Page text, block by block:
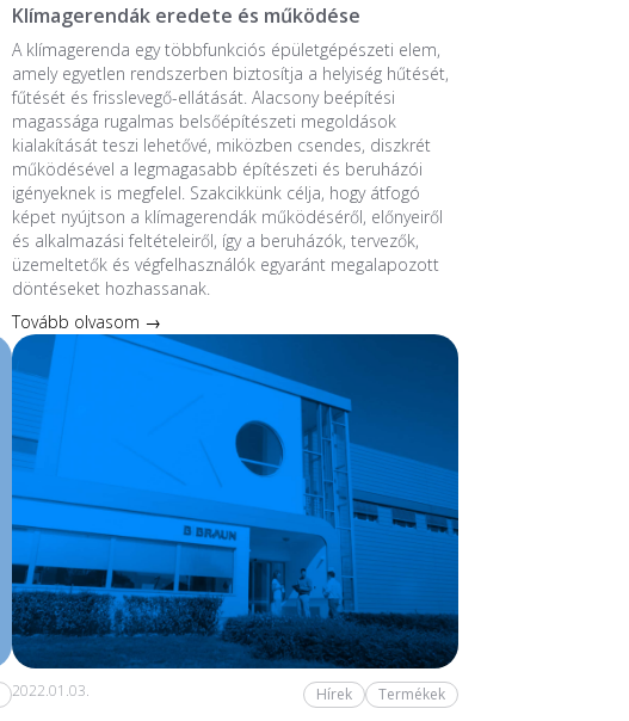
Klímagerendák eredete és működése
A klímagerenda egy többfunkciós épületgépészeti elem,
amely egyetlen rendszerben biztosítja a helyiség hűtését,
fűtését és frisslevegő-ellátását. Alacsony beépítési
magassága rugalmas belsőépítészeti megoldások
kialakítását teszi lehetővé, miközben csendes, diszkrét
működésével a legmagasabb építészeti és beruházói
igényeknek is megfelel. Szakcikkünk célja, hogy átfogó
képet nyújtson a klímagerendák működéséről, előnyeiről
és alkalmazási feltételeiről, így a beruházók, tervezők,
üzemeltetők és végfelhasználók egyaránt megalapozott
döntéseket hozhassanak.
Tovább olvasom →
2022.01.03. Hírek Termékek